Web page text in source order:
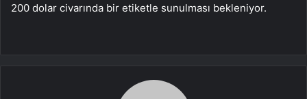
200 dolar civarında bir etiketle sunulması bekleniyor.